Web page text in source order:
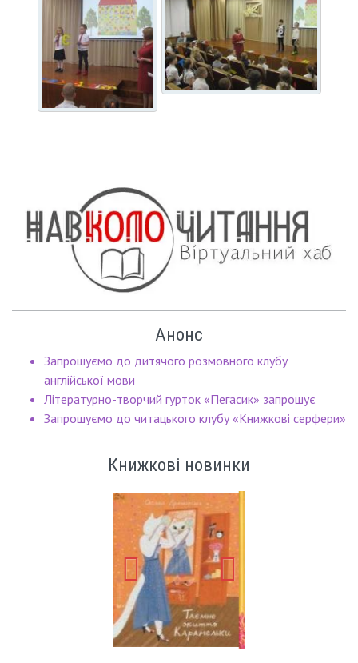
Анонс
Запрошуємо до дитячого розмовного клубу
англійської мови
Літературно-творчий гурток «Пегасик» запрошує
Запрошуємо до читацького клубу «Книжкові серфери»
Книжкові новинки